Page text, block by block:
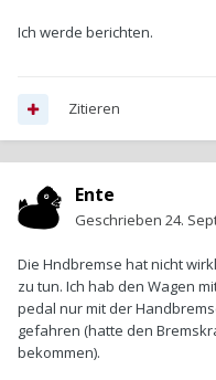
Ich werde berichten.
Zitieren
Ente
Geschrieben 24.
Die Hndbremse hat nicht
zu tun. Ich hab den Wagen
pedal nur mit der
gefahren (hatte den
bekommen).